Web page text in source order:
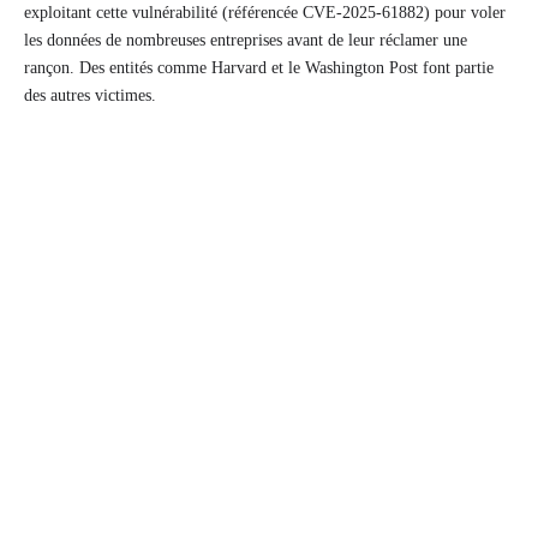
exploitant cette vulnérabilité (référencée CVE-2025-61882) pour voler
les données de nombreuses entreprises avant de leur réclamer une
rançon. Des entités comme Harvard et le Washington Post font partie
des autres victimes.